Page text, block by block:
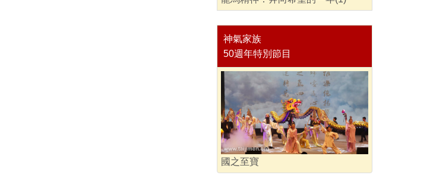
神氣家族
50週年特別節目
國之至寶